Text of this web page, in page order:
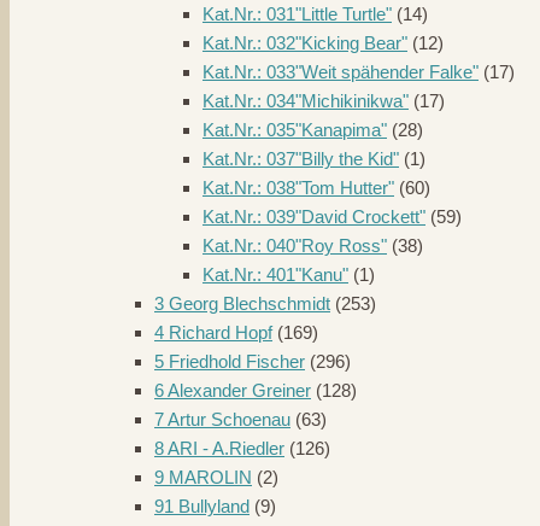
Kat.Nr.: 031"Little Turtle" (14)
Kat.Nr.: 032"Kicking Bear" (12)
Kat.Nr.: 033"Weit spähender Falke" (17)
Kat.Nr.: 034"Michikinikwa" (17)
Kat.Nr.: 035"Kanapima" (28)
Kat.Nr.: 037"Billy the Kid" (1)
Kat.Nr.: 038"Tom Hutter" (60)
Kat.Nr.: 039"David Crockett" (59)
Kat.Nr.: 040"Roy Ross" (38)
Kat.Nr.: 401"Kanu" (1)
3 Georg Blechschmidt (253)
4 Richard Hopf (169)
5 Friedhold Fischer (296)
6 Alexander Greiner (128)
7 Artur Schoenau (63)
8 ARI - A.Riedler (126)
9 MAROLIN (2)
91 Bullyland (9)